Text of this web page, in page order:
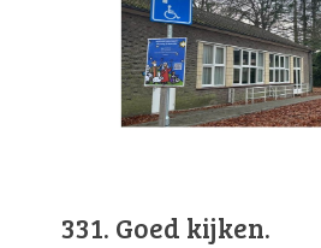
331. Goed kijken.